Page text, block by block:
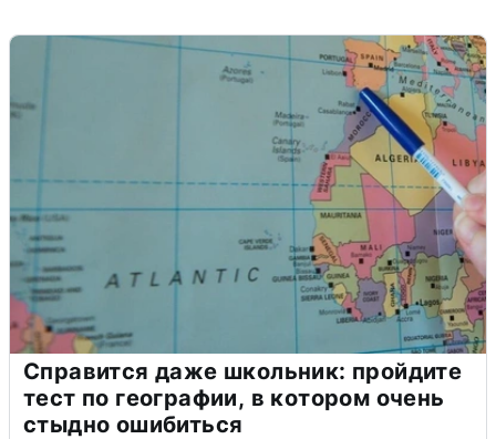
Справится даже школьник: пройдите
тест по географии, в котором очень
стыдно ошибиться